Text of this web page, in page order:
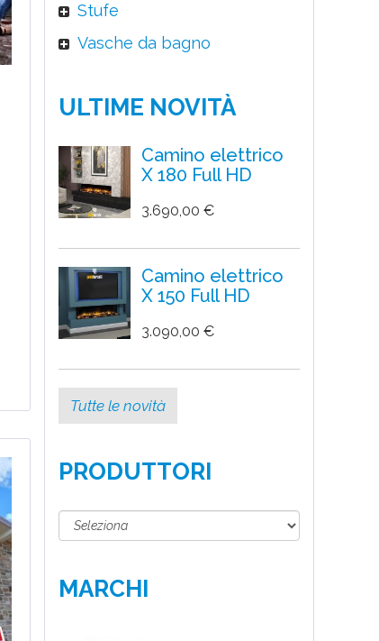
Stufe
Vasche da bagno
ULTIME NOVITÀ
Camino elettrico
X 180 Full HD
3.690,00 €
Camino elettrico
X 150 Full HD
3.090,00 €
Tutte le novità
PRODUTTORI
MARCHI